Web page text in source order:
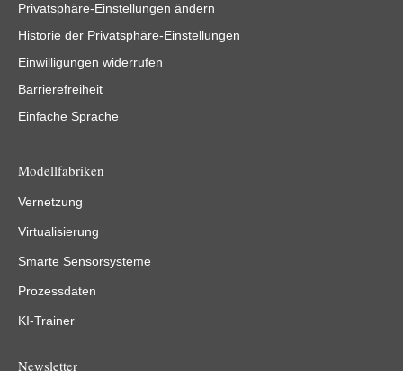
Privatsphäre-Einstellungen ändern
Historie der Privatsphäre-Einstellungen
Einwilligungen widerrufen
Barrierefreiheit
Einfache Sprache
Modellfabriken
Vernetzung
Virtualisierung
Smarte Sensorsysteme
Prozessdaten
KI-Trainer
Newsletter